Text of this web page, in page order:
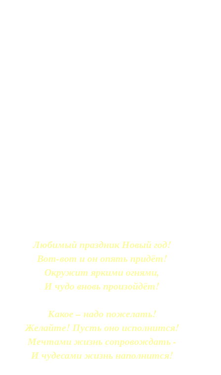
Любимый праздник Новый год!
Вот-вот и он опять придёт!
Окружит яркими огнями,
И чудо вновь произойдёт!
Какое – надо пожелать!
Желайте! Пусть оно исполнится!
Мечтами жизнь сопровождать -
И чудесами жизнь наполнится!